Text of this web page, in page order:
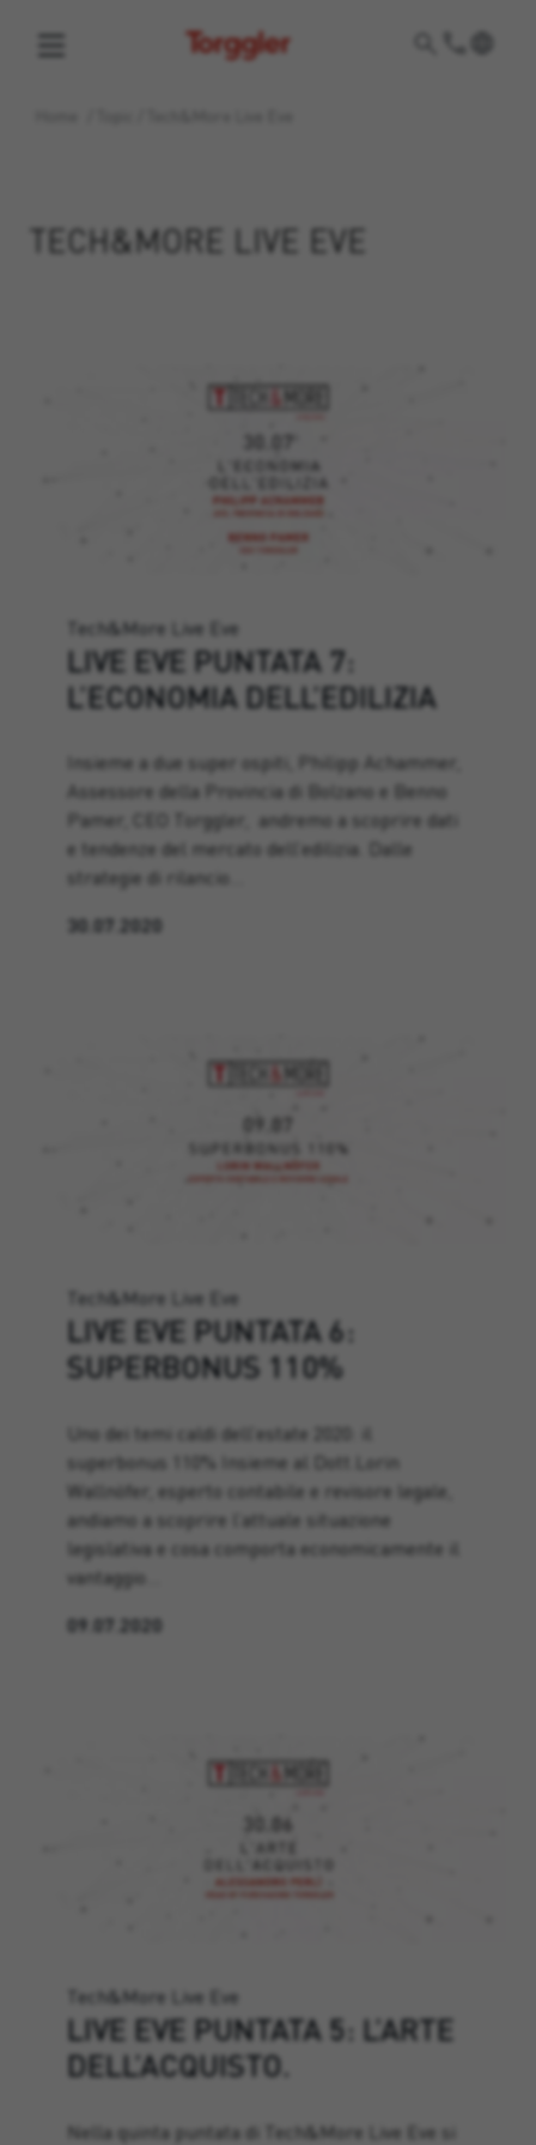
Torggler
TECH&MORE LIVE EVE
Tech&More Live Eve
LIVE EVE PUNTATA 7:
L’ECONOMIA DELL’EDILIZIA
Insieme a due super ospiti, Philipp Achammer,
Assessore della Provincia di Bolzano e Benno
Pamer, CEO Torggler, andremo a scoprire dati
e tendenze del mercato dell’edilizia. Dalle
strategie di rilancio…
30.07.2020
Tech&More Live Eve
LIVE EVE PUNTATA 6:
SUPERBONUS 110%
Uno dei temi caldi dell’estate 2020: il
superbonus 110% Insieme al Dott.Lorin
Wallnöfer, esperto contabile e revisore legale,
andiamo a scoprire l’attuale situazione
legislativa e cosa comporta economicamente il
vantaggio…
09.07.2020
Tech&More Live Eve
LIVE EVE PUNTATA 5: L’ARTE
DELL’ACQUISTO.
Nella quinta puntata di Tech&More Live Eve si